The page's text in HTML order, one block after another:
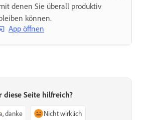
denen Sie überall produktiv
können.
App öffnen
diese Seite hilfreich?
danke Nicht wirklich